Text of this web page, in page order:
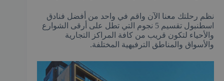
نظم رحلتك معنا الآن واقم في واحد من أفضل فنادق
اسطنبول تقسيم 5 نجوم التي تطل على أرقى الشوارع
والأحياء لتكون قريب من كافة المراكز التجارية
والأسواق والمناطق الترفيهية المختلفة.